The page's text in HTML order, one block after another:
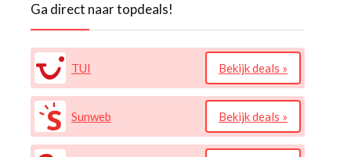
Ga direct naar topdeals!
TUI Bekijk deals »
Sunweb Bekijk deals »